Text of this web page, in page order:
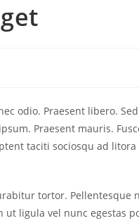
odio. Praesent libero.
Praesent mauris.
taciti sociosqu ad
tortor. Pellentesque
ligula vel nunc egestas